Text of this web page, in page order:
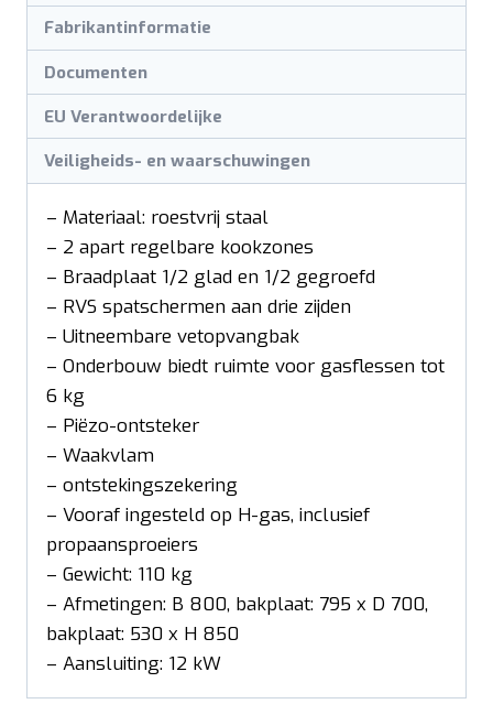
Fabrikantinformatie
Documenten
EU Verantwoordelijke
Veiligheids- en waarschuwingen
– Materiaal: roestvrij staal
– 2 apart regelbare kookzones
– Braadplaat 1/2 glad en 1/2 gegroefd
– RVS spatschermen aan drie zijden
– Uitneembare vetopvangbak
– Onderbouw biedt ruimte voor gasflessen tot
6 kg
– Piëzo-ontsteker
– Waakvlam
– ontstekingszekering
– Vooraf ingesteld op H-gas, inclusief
propaansproeiers
– Gewicht: 110 kg
– Afmetingen: B 800, bakplaat: 795 x D 700,
bakplaat: 530 x H 850
– Aansluiting: 12 kW